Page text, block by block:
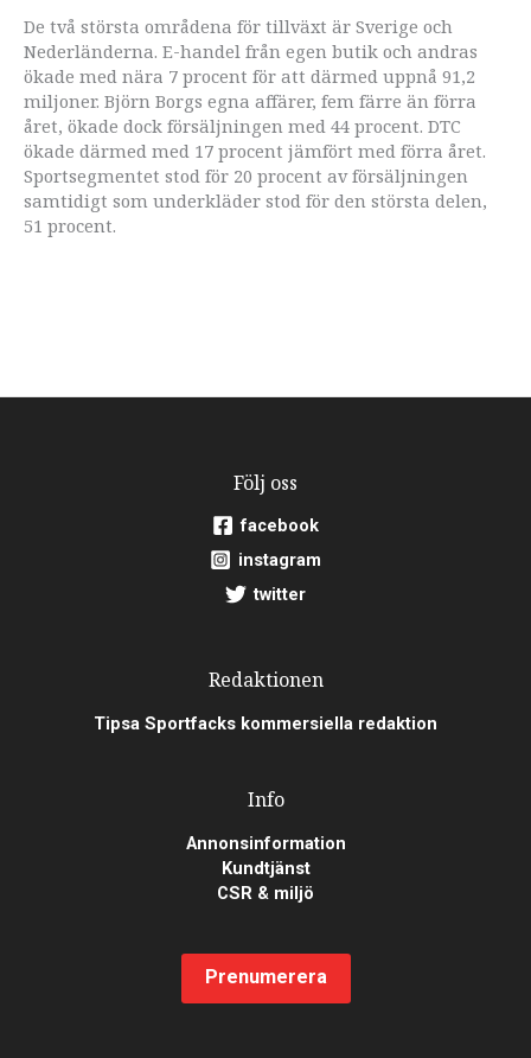
De två största områdena för tillväxt är Sverige och
Nederländerna. E-handel från egen butik och andras
ökade med nära 7 procent för att därmed uppnå 91,2
miljoner. Björn Borgs egna affärer, fem färre än förra
året, ökade dock försäljningen med 44 procent. DTC
ökade därmed med 17 procent jämfört med förra året.
Sportsegmentet stod för 20 procent av försäljningen
samtidigt som underkläder stod för den största delen,
51 procent.
Följ oss
facebook
instagram
twitter
Redaktionen
Tipsa Sportfacks kommersiella redaktion
Info
Annonsinformation
Kundtjänst
CSR & miljö
Prenumerera